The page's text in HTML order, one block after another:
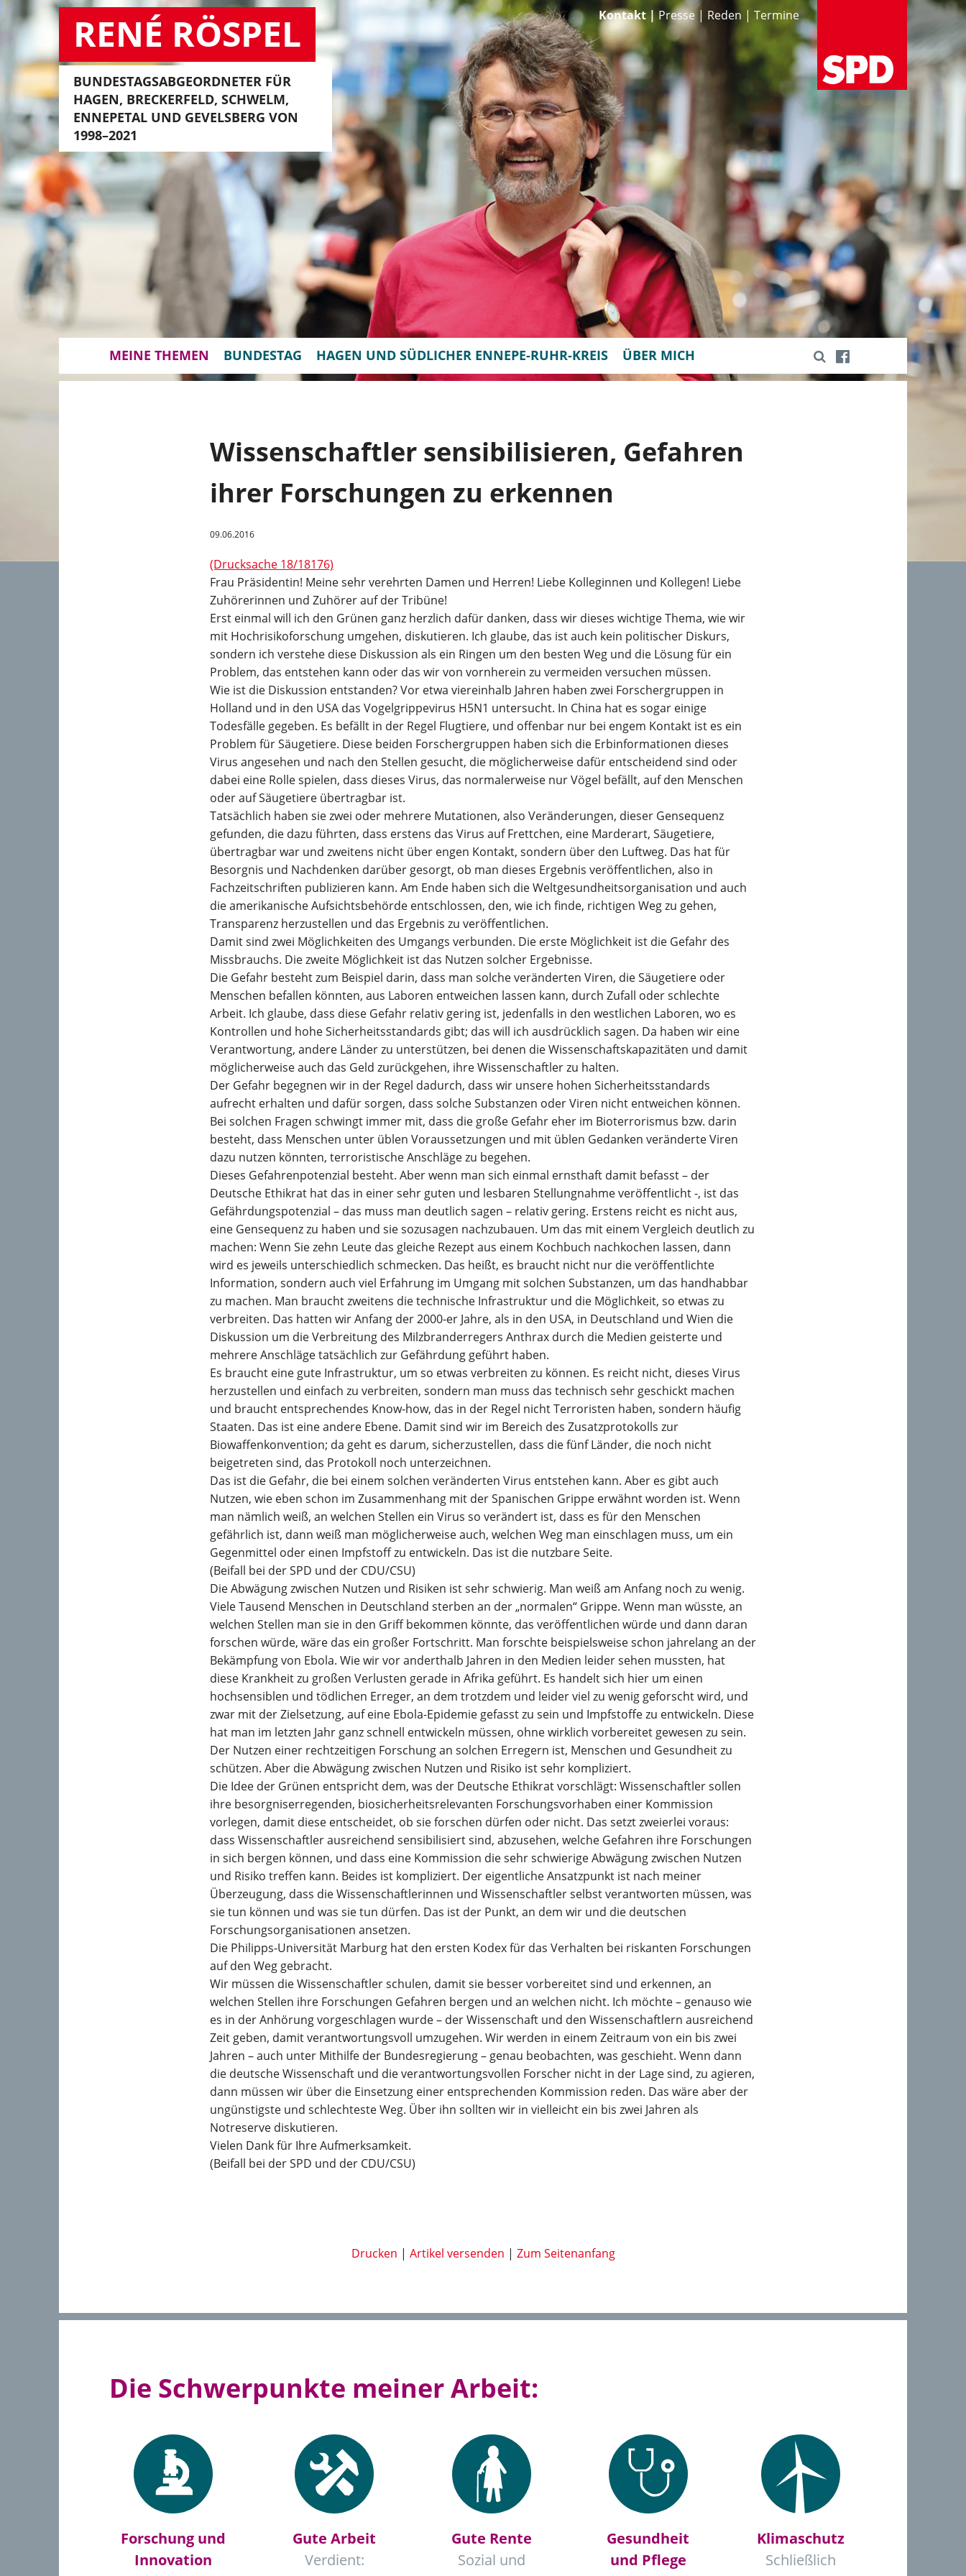
RENÉ RÖSPEL
BUNDESTAGSABGEORDNETER FÜR
HAGEN, BRECKERFELD, SCHWELM,
ENNEPETAL UND GEVELSBERG VON
1998–2021
MEINE THEMEN BUNDESTAG HAGEN UND SÜDLICHER ENNEPE-RUHR-KREIS ÜBER MICH
Kontakt Presse Reden Termine
Wissenschaftler sensibilisieren, Gefahren
ihrer Forschungen zu erkennen
09.06.2016
(Drucksache 18/18176)
Frau Präsidentin! Meine sehr verehrten Damen und Herren! Liebe Kolleginnen und Kollegen! Liebe
Zuhörerinnen und Zuhörer auf der Tribüne!
Erst einmal will ich den Grünen ganz herzlich dafür danken, dass wir dieses wichtige Thema, wie wir
mit Hochrisikoforschung umgehen, diskutieren. Ich glaube, das ist auch kein politischer Diskurs,
sondern ich verstehe diese Diskussion als ein Ringen um den besten Weg und die Lösung für ein
Problem, das entstehen kann oder das wir von vornherein zu vermeiden versuchen müssen.
Wie ist die Diskussion entstanden? Vor etwa viereinhalb Jahren haben zwei Forschergruppen in
Holland und in den USA das Vogelgrippevirus H5N1 untersucht. In China hat es sogar einige
Todesfälle gegeben. Es befällt in der Regel Flugtiere, und offenbar nur bei engem Kontakt ist es ein
Problem für Säugetiere. Diese beiden Forschergruppen haben sich die Erbinformationen dieses
Virus angesehen und nach den Stellen gesucht, die möglicherweise dafür entscheidend sind oder
dabei eine Rolle spielen, dass dieses Virus, das normalerweise nur Vögel befällt, auf den Menschen
oder auf Säugetiere übertragbar ist.
Tatsächlich haben sie zwei oder mehrere Mutationen, also Veränderungen, dieser Gensequenz
gefunden, die dazu führten, dass erstens das Virus auf Frettchen, eine Marderart, Säugetiere,
übertragbar war und zweitens nicht über engen Kontakt, sondern über den Luftweg. Das hat für
Besorgnis und Nachdenken darüber gesorgt, ob man dieses Ergebnis veröffentlichen, also in
Fachzeitschriften publizieren kann. Am Ende haben sich die Weltgesundheitsorganisation und auch
die amerikanische Aufsichtsbehörde entschlossen, den, wie ich finde, richtigen Weg zu gehen,
Transparenz herzustellen und das Ergebnis zu veröffentlichen.
Damit sind zwei Möglichkeiten des Umgangs verbunden. Die erste Möglichkeit ist die Gefahr des
Missbrauchs. Die zweite Möglichkeit ist das Nutzen solcher Ergebnisse.
Die Gefahr besteht zum Beispiel darin, dass man solche veränderten Viren, die Säugetiere oder
Menschen befallen könnten, aus Laboren entweichen lassen kann, durch Zufall oder schlechte
Arbeit. Ich glaube, dass diese Gefahr relativ gering ist, jedenfalls in den westlichen Laboren, wo es
Kontrollen und hohe Sicherheitsstandards gibt; das will ich ausdrücklich sagen. Da haben wir eine
Verantwortung, andere Länder zu unterstützen, bei denen die Wissenschaftskapazitäten und damit
möglicherweise auch das Geld zurückgehen, ihre Wissenschaftler zu halten.
Der Gefahr begegnen wir in der Regel dadurch, dass wir unsere hohen Sicherheitsstandards
aufrecht erhalten und dafür sorgen, dass solche Substanzen oder Viren nicht entweichen können.
Bei solchen Fragen schwingt immer mit, dass die große Gefahr eher im Bioterrorismus bzw. darin
besteht, dass Menschen unter üblen Voraussetzungen und mit üblen Gedanken veränderte Viren
dazu nutzen könnten, terroristische Anschläge zu begehen.
Dieses Gefahrenpotenzial besteht. Aber wenn man sich einmal ernsthaft damit befasst – der
Deutsche Ethikrat hat das in einer sehr guten und lesbaren Stellungnahme veröffentlicht -, ist das
Gefährdungspotenzial – das muss man deutlich sagen – relativ gering. Erstens reicht es nicht aus,
eine Gensequenz zu haben und sie sozusagen nachzubauen. Um das mit einem Vergleich deutlich zu
machen: Wenn Sie zehn Leute das gleiche Rezept aus einem Kochbuch nachkochen lassen, dann
wird es jeweils unterschiedlich schmecken. Das heißt, es braucht nicht nur die veröffentlichte
Information, sondern auch viel Erfahrung im Umgang mit solchen Substanzen, um das handhabbar
zu machen. Man braucht zweitens die technische Infrastruktur und die Möglichkeit, so etwas zu
verbreiten. Das hatten wir Anfang der 2000-er Jahre, als in den USA, in Deutschland und Wien die
Diskussion um die Verbreitung des Milzbranderregers Anthrax durch die Medien geisterte und
mehrere Anschläge tatsächlich zur Gefährdung geführt haben.
Es braucht eine gute Infrastruktur, um so etwas verbreiten zu können. Es reicht nicht, dieses Virus
herzustellen und einfach zu verbreiten, sondern man muss das technisch sehr geschickt machen
und braucht entsprechendes Know-how, das in der Regel nicht Terroristen haben, sondern häufig
Staaten. Das ist eine andere Ebene. Damit sind wir im Bereich des Zusatzprotokolls zur
Biowaffenkonvention; da geht es darum, sicherzustellen, dass die fünf Länder, die noch nicht
beigetreten sind, das Protokoll noch unterzeichnen.
Das ist die Gefahr, die bei einem solchen veränderten Virus entstehen kann. Aber es gibt auch
Nutzen, wie eben schon im Zusammenhang mit der Spanischen Grippe erwähnt worden ist. Wenn
man nämlich weiß, an welchen Stellen ein Virus so verändert ist, dass es für den Menschen
gefährlich ist, dann weiß man möglicherweise auch, welchen Weg man einschlagen muss, um ein
Gegenmittel oder einen Impfstoff zu entwickeln. Das ist die nutzbare Seite.
(Beifall bei der SPD und der CDU/CSU)
Die Abwägung zwischen Nutzen und Risiken ist sehr schwierig. Man weiß am Anfang noch zu wenig.
Viele Tausend Menschen in Deutschland sterben an der „normalen“ Grippe. Wenn man wüsste, an
welchen Stellen man sie in den Griff bekommen könnte, das veröffentlichen würde und dann daran
forschen würde, wäre das ein großer Fortschritt. Man forschte beispielsweise schon jahrelang an der
Bekämpfung von Ebola. Wie wir vor anderthalb Jahren in den Medien leider sehen mussten, hat
diese Krankheit zu großen Verlusten gerade in Afrika geführt. Es handelt sich hier um einen
hochsensiblen und tödlichen Erreger, an dem trotzdem und leider viel zu wenig geforscht wird, und
zwar mit der Zielsetzung, auf eine Ebola-Epidemie gefasst zu sein und Impfstoffe zu entwickeln. Diese
hat man im letzten Jahr ganz schnell entwickeln müssen, ohne wirklich vorbereitet gewesen zu sein.
Der Nutzen einer rechtzeitigen Forschung an solchen Erregern ist, Menschen und Gesundheit zu
schützen. Aber die Abwägung zwischen Nutzen und Risiko ist sehr kompliziert.
Die Idee der Grünen entspricht dem, was der Deutsche Ethikrat vorschlägt: Wissenschaftler sollen
ihre besorgniserregenden, biosicherheitsrelevanten Forschungsvorhaben einer Kommission
vorlegen, damit diese entscheidet, ob sie forschen dürfen oder nicht. Das setzt zweierlei voraus:
dass Wissenschaftler ausreichend sensibilisiert sind, abzusehen, welche Gefahren ihre Forschungen
in sich bergen können, und dass eine Kommission die sehr schwierige Abwägung zwischen Nutzen
und Risiko treffen kann. Beides ist kompliziert. Der eigentliche Ansatzpunkt ist nach meiner
Überzeugung, dass die Wissenschaftlerinnen und Wissenschaftler selbst verantworten müssen, was
sie tun können und was sie tun dürfen. Das ist der Punkt, an dem wir und die deutschen
Forschungsorganisationen ansetzen.
Die Philipps-Universität Marburg hat den ersten Kodex für das Verhalten bei riskanten Forschungen
auf den Weg gebracht.
Wir müssen die Wissenschaftler schulen, damit sie besser vorbereitet sind und erkennen, an
welchen Stellen ihre Forschungen Gefahren bergen und an welchen nicht. Ich möchte – genauso wie
es in der Anhörung vorgeschlagen wurde – der Wissenschaft und den Wissenschaftlern ausreichend
Zeit geben, damit verantwortungsvoll umzugehen. Wir werden in einem Zeitraum von ein bis zwei
Jahren – auch unter Mithilfe der Bundesregierung – genau beobachten, was geschieht. Wenn dann
die deutsche Wissenschaft und die verantwortungsvollen Forscher nicht in der Lage sind, zu agieren,
dann müssen wir über die Einsetzung einer entsprechenden Kommission reden. Das wäre aber der
ungünstigste und schlechteste Weg. Über ihn sollten wir in vielleicht ein bis zwei Jahren als
Notreserve diskutieren.
Vielen Dank für Ihre Aufmerksamkeit.
(Beifall bei der SPD und der CDU/CSU)
Drucken Artikel versenden Zum Seitenanfang
Die Schwerpunkte meiner Arbeit:
Forschung und
Innovation
Gute Arbeit
Verdient:
Gute Rente
Sozial und
Gesundheit
und Pflege
Klimaschutz
Schließlich